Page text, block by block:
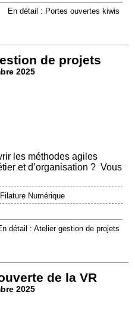
En détail : Portes ouvertes kiwis
de projets
2025
les méthodes agiles
et d’organisation ? Vous
Filature Numérique
détail : Atelier gestion de projets
de la VR
2025